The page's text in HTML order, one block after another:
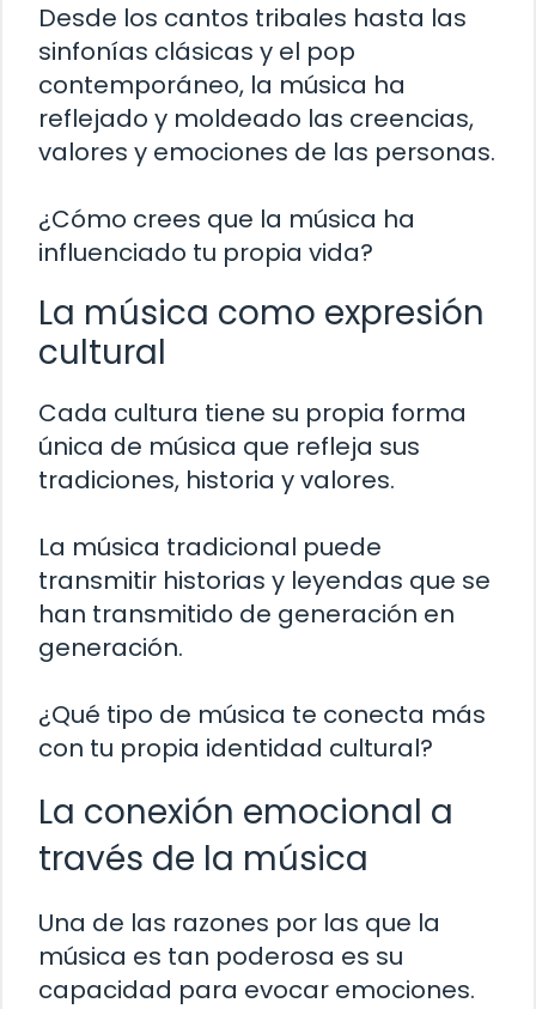
Desde los cantos tribales hasta las
sinfonías clásicas y el pop
contemporáneo, la música ha
reflejado y moldeado las creencias,
valores y emociones de las personas.
¿Cómo crees que la música ha
influenciado tu propia vida?
La música como expresión
cultural
Cada cultura tiene su propia forma
única de música que refleja sus
tradiciones, historia y valores.
La música tradicional puede
transmitir historias y leyendas que se
han transmitido de generación en
generación.
¿Qué tipo de música te conecta más
con tu propia identidad cultural?
La conexión emocional a
través de la música
Una de las razones por las que la
música es tan poderosa es su
capacidad para evocar emociones.